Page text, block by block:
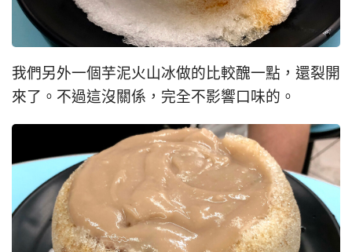
我們另外一個芋泥火山冰做的比較醜一點，還裂開
來了。不過這沒關係，完全不影響口味的。